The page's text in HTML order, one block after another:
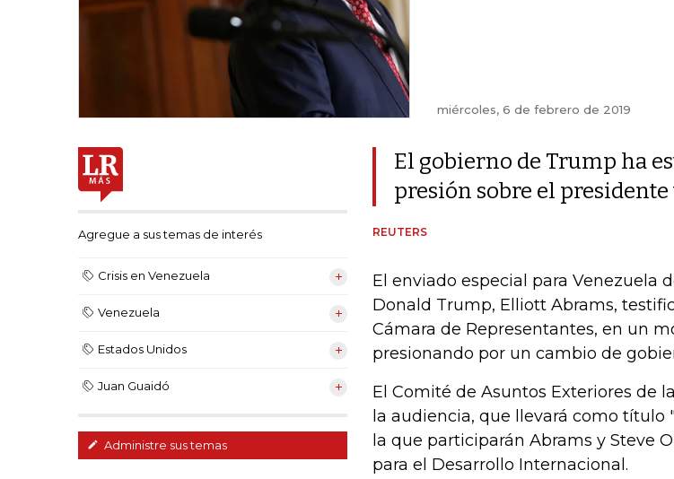
miércoles, 6 de febrero de 2019
Agregue a sus temas de interés
Crisis en Venezuela
Venezuela
Estados Unidos
Juan Guaidó
Administre sus temas
El gobierno de Trump ha
presión sobre el
REUTERS
El enviado especial para Venezuela
Donald Trump, Elliott Abrams,
Cámara de Representantes, en un
presionando por un cambio de
El Comité de Asuntos Exteriores de
la audiencia, que llevará como
la que participarán Abrams y Steve
para el Desarrollo Internacional.